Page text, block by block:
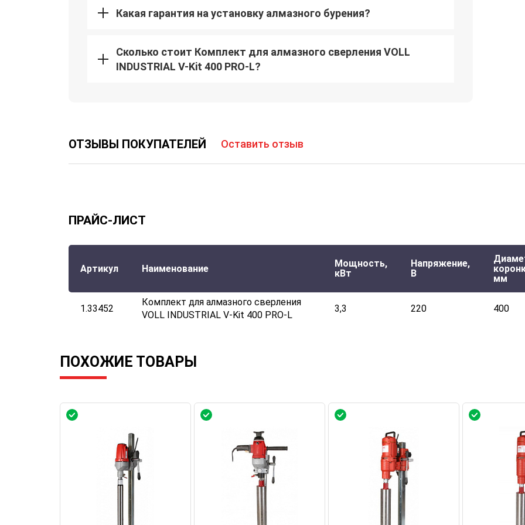
Какая гарантия на установку алмазного бурения?
Сколько стоит Комплект для алмазного сверления VOLL
INDUSTRIAL V-Kit 400 PRO-L?
ОТЗЫВЫ ПОКУПАТЕЛЕЙ Оставить отзыв
ПРАЙС-ЛИСТ
Артикул Наименование
Мощность,
кВт
Напряжение,
В
мм
1.33452
Комплект для алмазного сверления
VOLL INDUSTRIAL V-Kit 400 PRO-L
3,3 220 400
ПОХОЖИЕ ТОВАРЫ